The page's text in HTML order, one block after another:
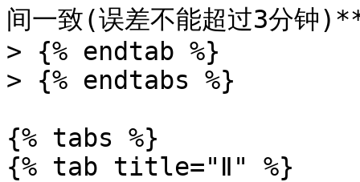
间一致(误差不能超过3分钟
> {% endtab %}
> {% endtabs %}
{% tabs %}
{% tab title="Ⅱ" %}